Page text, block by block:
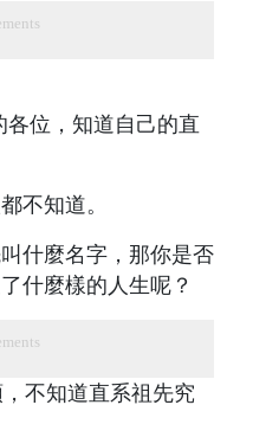
各位，知道自己的直
不知道。
什麼名字，那你是否
什麼樣的人生呢？
不知道直系祖先究